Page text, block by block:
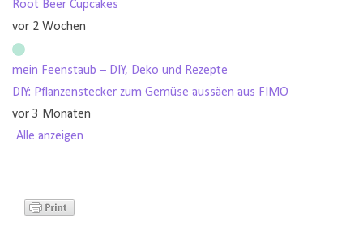
Root Beer Cupcakes
vor 2 Wochen
mein Feenstaub – DIY, Deko und Rezepte
DIY: Pflanzenstecker zum Gemüse aussäen aus FIMO
vor 3 Monaten
Alle anzeigen